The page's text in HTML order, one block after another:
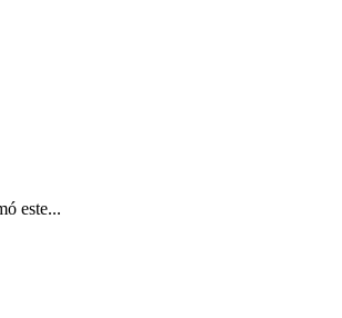
este...